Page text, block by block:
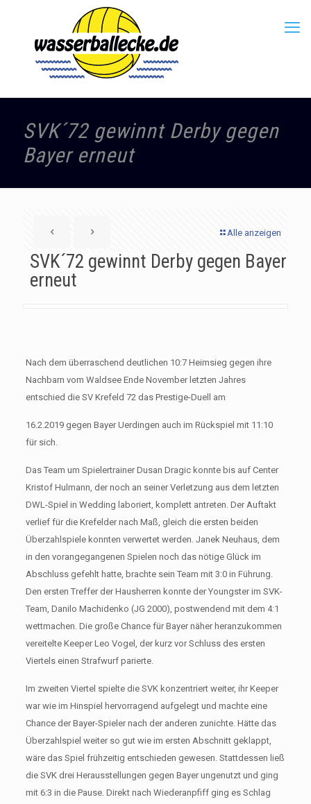
SVK´72 gewinnt Derby gegen
Bayer erneut
Alle anzeigen
SVK´72 gewinnt Derby gegen Bayer
erneut
Nach dem überraschend deutlichen 10:7 Heimsieg gegen ihre
Nachbarn vom Waldsee Ende November letzten Jahres
entschied die SV Krefeld 72 das Prestige-Duell am
16.2.2019 gegen Bayer Uerdingen auch im Rückspiel mit 11:10
für sich.
Das Team um Spielertrainer Dusan Dragic konnte bis auf Center
Kristof Hulmann, der noch an seiner Verletzung aus dem letzten
DWL-Spiel in Wedding laboriert, komplett antreten. Der Auftakt
verlief für die Krefelder nach Maß, gleich die ersten beiden
Überzahlspiele konnten verwertet werden. Janek Neuhaus, dem
in den vorangegangenen Spielen noch das nötige Glück im
Abschluss gefehlt hatte, brachte sein Team mit 3:0 in Führung.
Den ersten Treffer der Hausherren konnte der Youngster im SVK-
Team, Danilo Machidenko (JG 2000), postwendend mit dem 4:1
wettmachen. Die große Chance für Bayer näher heranzukommen
vereitelte Keeper Leo Vogel, der kurz vor Schluss des ersten
Viertels einen Strafwurf parierte.
Im zweiten Viertel spielte die SVK konzentriert weiter, ihr Keeper
war wie im Hinspiel hervorragend aufgelegt und machte eine
Chance der Bayer-Spieler nach der anderen zunichte. Hätte das
Überzahlspiel weiter so gut wie im ersten Abschnitt geklappt,
wäre das Spiel frühzeitig entschieden gewesen. Stattdessen ließ
die SVK drei Herausstellungen gegen Bayer ungenutzt und ging
mit 6:3 in die Pause. Direkt nach Wiederanpfiff ging es Schlag